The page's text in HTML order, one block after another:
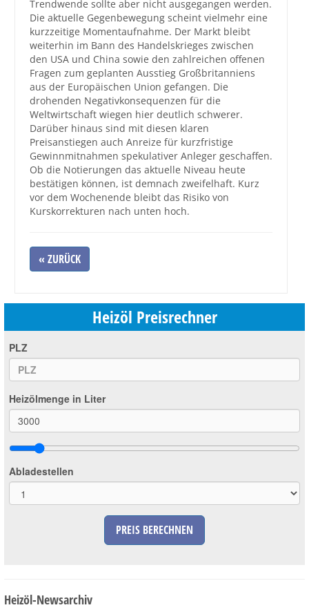
Trendwende sollte aber nicht ausgegangen werden.
Die aktuelle Gegenbewegung scheint vielmehr eine
kurzzeitige Momentaufnahme. Der Markt bleibt
weiterhin im Bann des Handelskrieges zwischen
den USA und China sowie den zahlreichen offenen
Fragen zum geplanten Ausstieg Großbritanniens
aus der Europäischen Union gefangen. Die
drohenden Negativkonsequenzen für die
Weltwirtschaft wiegen hier deutlich schwerer.
Darüber hinaus sind mit diesen klaren
Preisanstiegen auch Anreize für kurzfristige
Gewinnmitnahmen spekulativer Anleger geschaffen.
Ob die Notierungen das aktuelle Niveau heute
bestätigen können, ist demnach zweifelhaft. Kurz
vor dem Wochenende bleibt das Risiko von
Kurskorrekturen nach unten hoch.
« ZURÜCK
Heizöl Preisrechner
PLZ
Heizölmenge in Liter
Abladestellen
PREIS BERECHNEN
Heizöl-Newsarchiv